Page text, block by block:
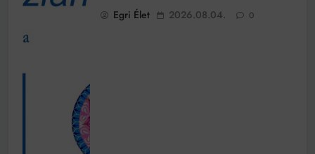
Egri Élet 2026.08.04. 0